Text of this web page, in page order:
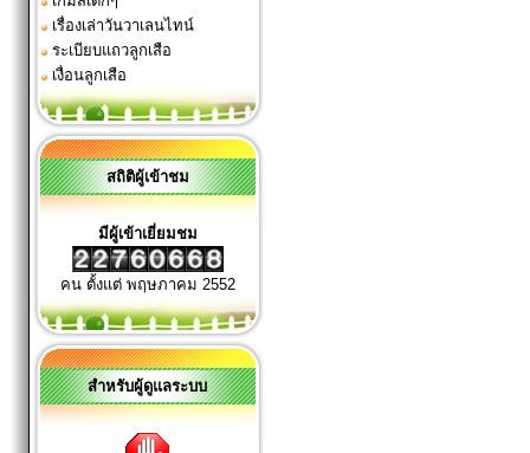
เรื่องเล่าวันวาเลนไทน์
ระเบียบแถวลูกเสือ
เงื่อนลูกเสือ
สถิติผู้เข้าชม
มีผู้เข้าเยี่ยมชม
คน ตั้งแต่ พฤษภาคม 2552
สำหรับผู้ดูแลระบบ